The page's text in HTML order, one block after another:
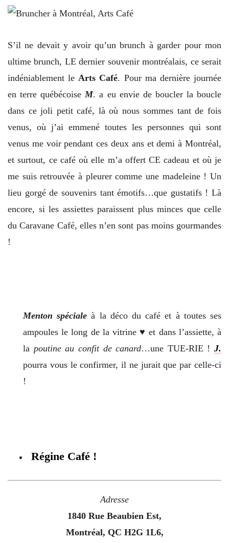
S’il ne devait y avoir qu’un brunch à garder pour mon
ultime brunch, LE dernier souvenir montréalais, ce serait
indéniablement leArts Café. Pour ma dernière journée
en terre québécoiseM. a eu envie de boucler la boucle
dans ce joli petit café, là où nous sommes tant de fois
venus, où j’ai emmené toutes les personnes qui sont
venus me voir pendant ces deux ans et demi à Montréal,
et surtout, ce café où elle m’a offert CE cadeau et où je
me suis retrouvée à pleurer comme une madeleine ! Un
lieu gorgé de souvenirs tant émotifs…que gustatifs ! Là
encore, si les assiettes paraissent plus minces que celle
du Caravane Café, elles n’en sont pas moins gourmandes
!
Menton spéciale à la déco du café et à toutes ses
ampoules le long de la vitrine ♥ et dans l’assiette, à
la poutine au confit de canard…une TUE-RIE ! J.
pourra vous le confirmer, il ne jurait que par celle-ci
!
Régine Café !
Adresse
1840 Rue Beaubien Est,
Montréal, QC H2G 1L6,